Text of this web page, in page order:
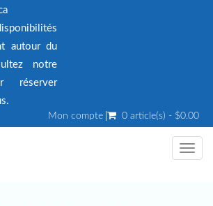
autour du
notre
réserver
Mon compte 0 article(s) - $0.00